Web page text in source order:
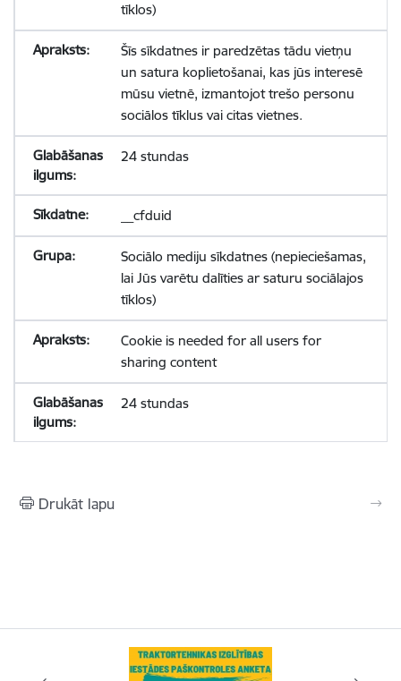
tīklos)
Šīs sīkdatnes ir paredzētas tādu vietņu
un satura koplietošanai, kas jūs interesē
mūsu vietnē, izmantojot trešo personu
sociālos tīklus vai citas vietnes.
24 stundas
__cfduid
Sociālo mediju sīkdatnes (nepieciešamas,
lai Jūs varētu dalīties ar saturu sociālajos
tīklos)
Cookie is needed for all users for
sharing content
24 stundas
Drukāt lapu